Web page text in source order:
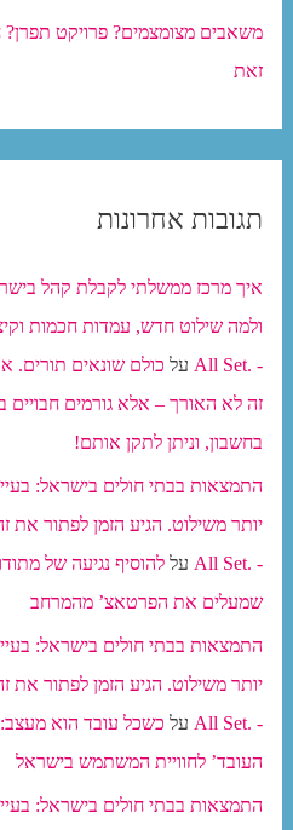
משאבים מצומצמים? פרויקט
זאת
תגובות אחרונות
איך מרכז ממשלתי לקבלת קהל
ולמה שילוט חדש, עמדות חכמות
- .All Set
על כולם שונאים
זה לא האורך – אלא גורמים חבויים
בחשבון, וניתן לתקן אותם!
התמצאות בבתי חולים בישראל:
יותר משילוט. הגיע הזמן לפתור
- .All Set
עללהוסיף נגיעה של
שמעלים את הפרטאצ’ מהמרחב
התמצאות בבתי חולים בישראל:
יותר משילוט. הגיע הזמן לפתור
- .All Set
על כשכל עובד הוא
העובד’ לחוויית המשתמש בישראל
התמצאות בבתי חולים בישראל: